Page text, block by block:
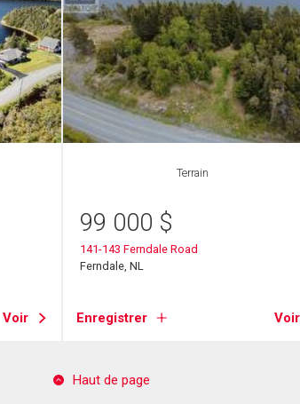
Voir
Terrain
99 000 $
141-143 Ferndale Road
Ferndale, NL
Enregistrer Voir
Haut de page